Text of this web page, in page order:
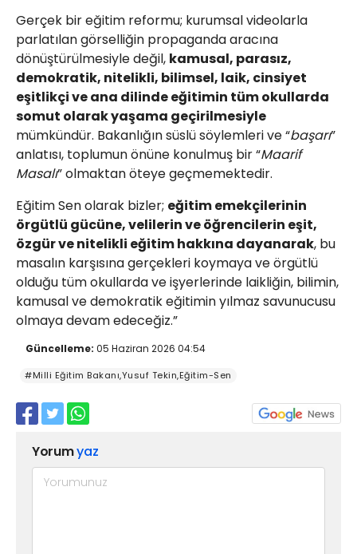
Gerçek bir eğitim reformu; kurumsal videolarla
parlatılan görselliğin propaganda aracına
dönüştürülmesiyle değil, kamusal, parasız,
demokratik, nitelikli, bilimsel, laik, cinsiyet
eşitlikçi ve ana dilinde eğitimin tüm okullarda
somut olarak yaşama geçirilmesiyle
mümkündür. Bakanlığın süslü söylemleri ve “başarı”
anlatısı, toplumun önüne konulmuş bir “Maarif
Masalı” olmaktan öteye geçmemektedir.
Eğitim Sen olarak bizler; eğitim emekçilerinin
örgütlü gücüne, velilerin ve öğrencilerin eşit,
özgür ve nitelikli eğitim hakkına dayanarak, bu
masalın karşısına gerçekleri koymaya ve örgütlü
olduğu tüm okullarda ve işyerlerinde laikliğin, bilimin,
kamusal ve demokratik eğitimin yılmaz savunucusu
olmaya devam edeceğiz.”
Güncelleme: 05 Haziran 2026 04:54
#Milli Eğitim Bakanı,Yusuf Tekin,Eğitim-Sen
Yorumyaz